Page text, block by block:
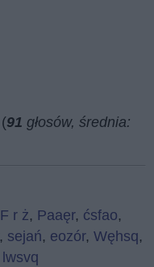
(91 głosów, średnia:
F r ż, Paaęr, ćsfao,
, sejań, eozór, Węhsq,
lwsvq